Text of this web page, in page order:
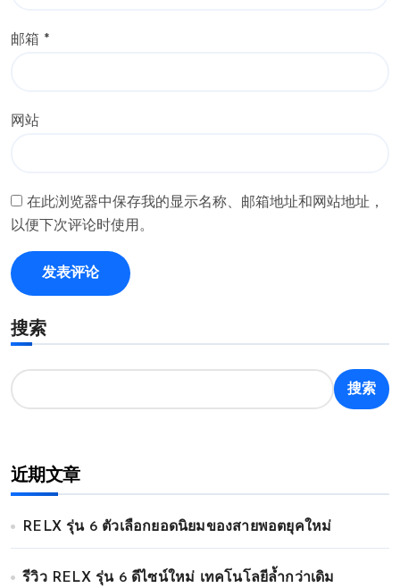
邮箱 *
网站
在此浏览器中保存我的显示名称、邮箱地址和网站地址，
以便下次评论时使用。
搜索
搜索
近期文章
RELX รุ่น 6 ตัวเลือกยอดนิยมของสายพอตยุคใหม่
รีวิว RELX รุ่น 6 ดีไซน์ใหม่ เทคโนโลยีล้ำกว่าเดิม